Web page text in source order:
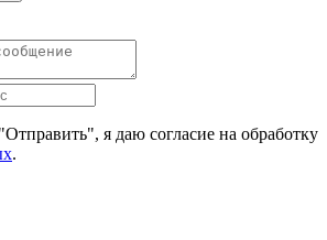
я даю согласие на обработку
.